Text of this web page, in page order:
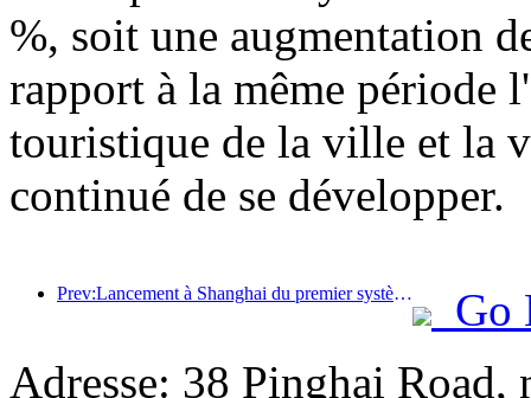
%, soit une augmentation
rapport à la même période
touristique de la ville et la
continué de se développer.
Prev:Lancement à Shanghai du premier système de consommation culturelle et touristique en libre-service pour les touristes étrangers en Chine
Go
Adresse: 38 Pinghai Road,